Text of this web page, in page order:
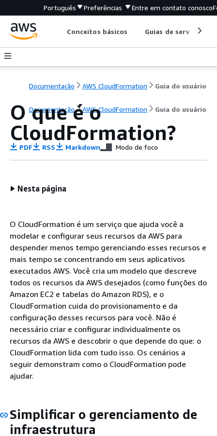
Português Preferências Entre em contato conosco
Conceitos básicos Guias de serviço
Documentação AWS CloudFormation Guia do usuário
Documentação AWS CloudFormation Guia do usuário
O que é o
CloudFormation?
PDF RSS Markdown Modo de foco
Nesta página
O CloudFormation é um serviço que ajuda você a
modelar e configurar seus recursos da AWS para
despender menos tempo gerenciando esses recursos e
mais tempo se concentrando em seus aplicativos
executados AWS. Você cria um modelo que descreve
todos os recursos da AWS desejados (como funções do
Amazon EC2 e tabelas do Amazon RDS), e o
CloudFormation cuida do provisionamento e da
configuração desses recursos para você. Não é
necessário criar e configurar individualmente os
recursos da AWS e descobrir o que depende do que: o
CloudFormation lida com tudo isso. Os cenários a
seguir demonstram como o CloudFormation pode
ajudar.
Simplificar o gerenciamento de
infraestrutura